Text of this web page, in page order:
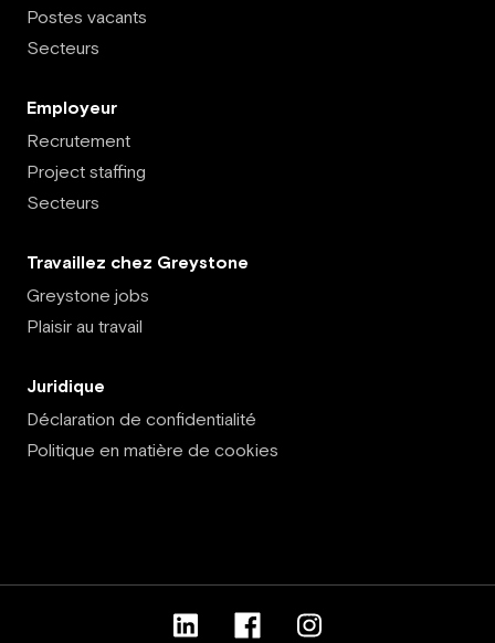
Postes vacants
Secteurs
Employeur
Recrutement
Project staffing
Secteurs
Travaillez chez Greystone
Greystone jobs
Plaisir au travail
Juridique
Déclaration de confidentialité
Politique en matière de cookies